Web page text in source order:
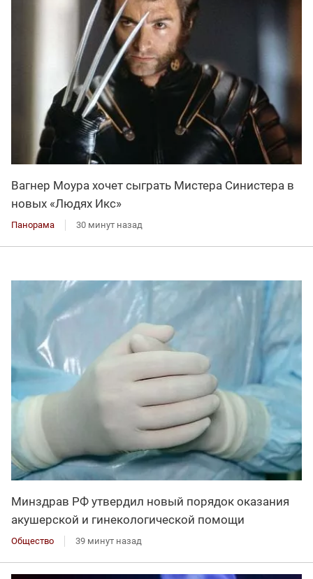
Вагнер Моура хочет сыграть Мистера Синистера в
новых «Людях Икс»
Панорама 30 минут назад
Минздрав РФ утвердил новый порядок оказания
акушерской и гинекологической помощи
Общество 39 минут назад